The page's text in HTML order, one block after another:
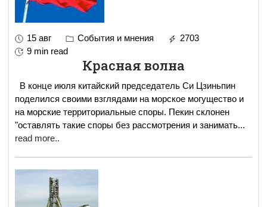
15 авг События и мнения
2703
9 min read
Красная волна
В конце июля китайский председатель Си Цзиньпин
поделился своими взглядами на морское могущество и
на морские территориальные споры. Пекин склонен
"оставлять такие споры без рассмотрения и занимать...
read more..